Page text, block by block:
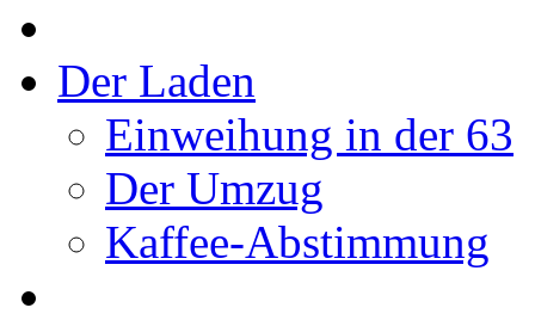
Der Laden
Einweihung in der 63
Der Umzug
Kaffee-Abstimmung